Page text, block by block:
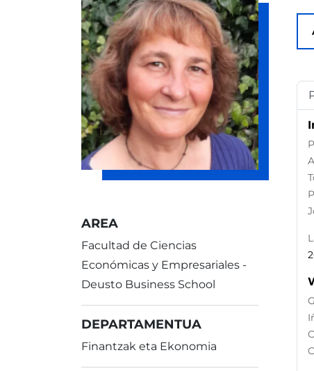
AREA
Facultad de Ciencias
Económicas y Empresariales -
Deusto Business School
DEPARTAMENTUA
Finantzak eta Ekonomia